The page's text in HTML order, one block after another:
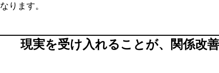
なります。
現実を受け入れることが、関係改